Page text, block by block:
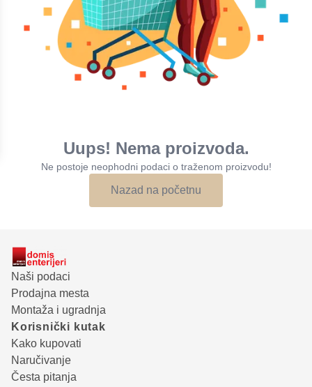
Uups! Nema proizvoda.
Ne postoje neophodni podaci o traženom proizvodu!
Nazad na početnu
Naši podaci
Prodajna mesta
Montaža i ugradnja
Korisnički kutak
Kako kupovati
Naručivanje
Česta pitanja